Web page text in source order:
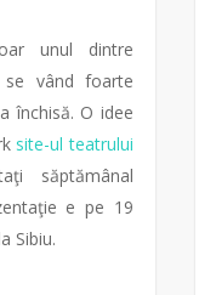
unul dintre
vând foarte
închisă. O idee
site-ul teatrului
săptămânal
e pe 19
Sibiu.